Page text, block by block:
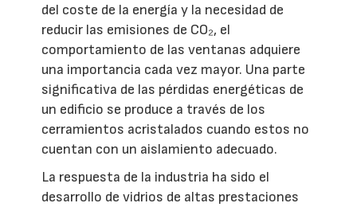
del coste de la energía y la necesidad de
reducir las emisiones de CO₂, el
comportamiento de las ventanas adquiere
una importancia cada vez mayor. Una parte
significativa de las pérdidas energéticas de
un edificio se produce a través de los
cerramientos acristalados cuando estos no
cuentan con un aislamiento adecuado.
La respuesta de la industria ha sido el
desarrollo de vidrios de altas prestaciones